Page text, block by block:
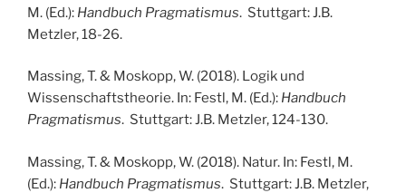
M. (Ed.): Handbuch Pragmatismus. Stuttgart: J.B.
Metzler, 18-26.
Massing, T. & Moskopp, W. (2018). Logik und
Wissenschaftstheorie. In: Festl, M. (Ed.): Handbuch
Pragmatismus. Stuttgart: J.B. Metzler, 124-130.
Massing, T. & Moskopp, W. (2018). Natur. In: Festl, M.
(Ed.): Handbuch Pragmatismus. Stuttgart: J.B. Metzler,